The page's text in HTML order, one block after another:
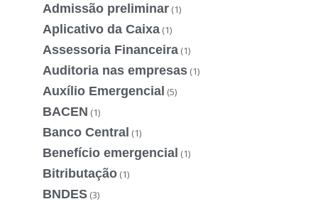
Admissão preliminar (1)
Aplicativo da Caixa (1)
Assessoria Financeira (1)
Auditoria nas empresas (1)
Auxílio Emergencial (5)
BACEN (1)
Banco Central (1)
Benefício emergencial (1)
Bitributação (1)
BNDES (3)